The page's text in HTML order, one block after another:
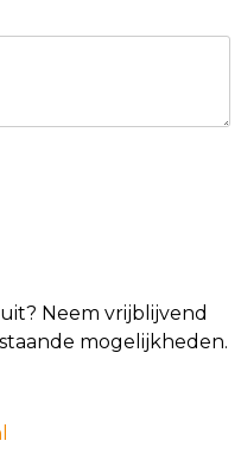
Neem vrijblijvend
mogelijkheden.